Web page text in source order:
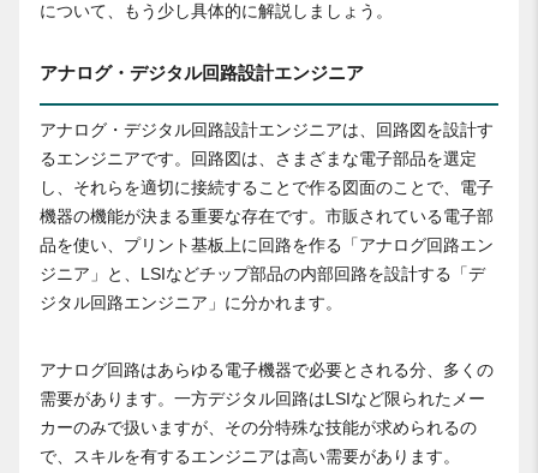
について、もう少し具体的に解説しましょう。
アナログ・デジタル回路設計エンジニア
アナログ・デジタル回路設計エンジニアは、回路図を設計す
るエンジニアです。回路図は、さまざまな電子部品を選定
し、それらを適切に接続することで作る図面のことで、電子
機器の機能が決まる重要な存在です。市販されている電子部
品を使い、プリント基板上に回路を作る「アナログ回路エン
ジニア」と、LSIなどチップ部品の内部回路を設計する「デ
ジタル回路エンジニア」に分かれます。
アナログ回路はあらゆる電子機器で必要とされる分、多くの
需要があります。一方デジタル回路はLSIなど限られたメー
カーのみで扱いますが、その分特殊な技能が求められるの
で、スキルを有するエンジニアは高い需要があります。